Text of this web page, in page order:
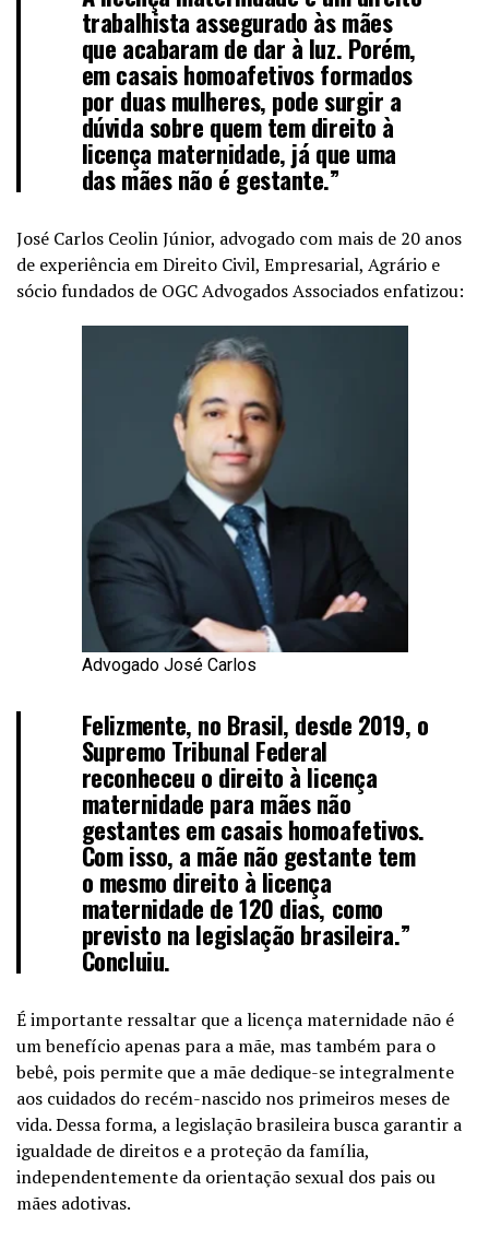
trabalhista assegurado às mães
que acabaram de dar à luz. Porém,
em casais homoafetivos formados
por duas mulheres, pode surgir a
dúvida sobre quem tem direito à
licença maternidade, já que uma
das mães não é gestante.”
José Carlos Ceolin Júnior, advogado com mais de 20 anos
de experiência em Direito Civil, Empresarial, Agrário e
sócio fundados de OGC Advogados Associados enfatizou:
Advogado José Carlos
Felizmente, no Brasil, desde 2019, o
Supremo Tribunal Federal
reconheceu o direito à licença
maternidade para mães não
gestantes em casais homoafetivos.
Com isso, a mãe não gestante tem
o mesmo direito à licença
maternidade de 120 dias, como
previsto na legislação brasileira.”
Concluiu.
É importante ressaltar que a licença maternidade não é
um benefício apenas para a mãe, mas também para o
bebê, pois permite que a mãe dedique-se integralmente
aos cuidados do recém-nascido nos primeiros meses de
vida. Dessa forma, a legislação brasileira busca garantir a
igualdade de direitos e a proteção da família,
independentemente da orientação sexual dos pais ou
mães adotivas.